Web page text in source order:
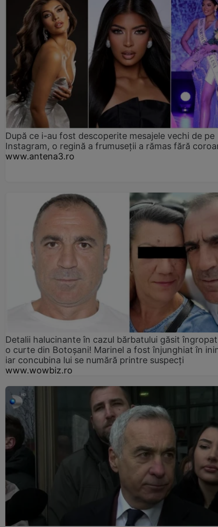
După ce i-au fost descoperite mesajele vechi de pe
Instagram, o regină a frumuseții a rămas fără
www.antena3.ro
Detalii halucinante în cazul bărbatului găsit
o curte din Botoșani! Marinel a fost înjunghiat în
iar concubina lui se numără printre suspecți
www.wowbiz.ro